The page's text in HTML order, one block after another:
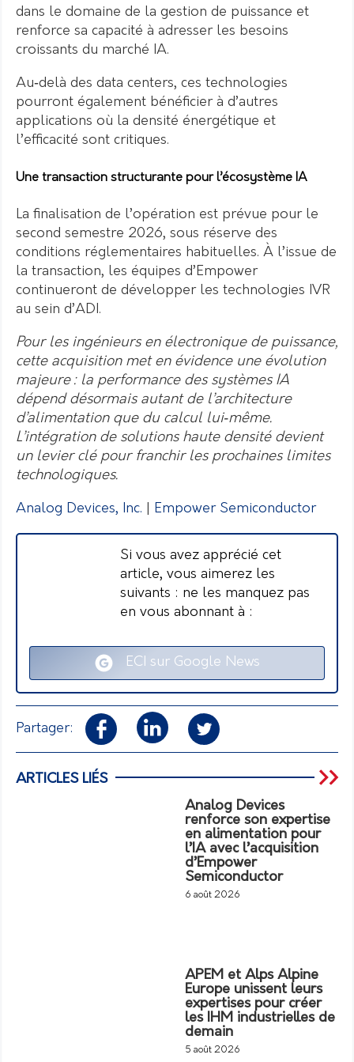
dans le domaine de la gestion de puissance et
renforce sa capacité à adresser les besoins
croissants du marché IA.
Au‑delà des data centers, ces technologies
pourront également bénéficier à d’autres
applications où la densité énergétique et
l’efficacité sont critiques.
Une transaction structurante pour l’écosystème IA
La finalisation de l’opération est prévue pour le
second semestre 2026, sous réserve des
conditions réglementaires habituelles. À l’issue de
la transaction, les équipes d’Empower
continueront de développer les technologies IVR
au sein d’ADI.
Pour les ingénieurs en électronique de puissance,
cette acquisition met en évidence une évolution
majeure : la performance des systèmes IA
dépend désormais autant de l’architecture
d’alimentation que du calcul lui‑même.
L’intégration de solutions haute densité devient
un levier clé pour franchir les prochaines limites
technologiques.
Analog Devices, Inc. Empower Semiconductor
Si vous avez apprécié cet
article, vous aimerez les
suivants : ne les manquez pas
en vous abonnant à :
ECI sur Google News
Partager:
ARTICLES LIÉS
Analog Devices
renforce son expertise
en alimentation pour
l’IA avec l’acquisition
d’Empower
Semiconductor
6 août 2026
APEM et Alps Alpine
Europe unissent leurs
expertises pour créer
les IHM industrielles de
demain
5 août 2026